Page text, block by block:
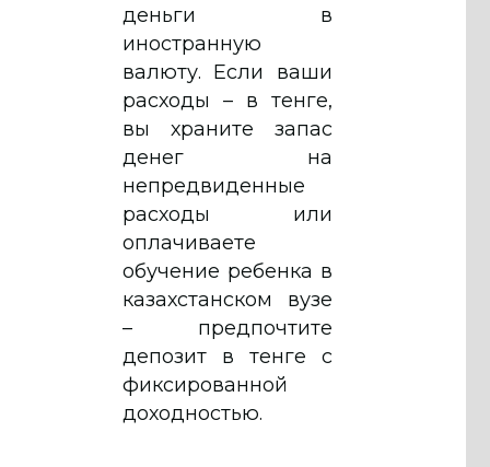
деньги в
иностранную
валюту. Если ваши
расходы – в тенге,
вы храните запас
денег на
непредвиденные
расходы или
оплачиваете
обучение ребенка в
казахстанском вузе
– предпочтите
депозит в тенге с
фиксированной
доходностью.